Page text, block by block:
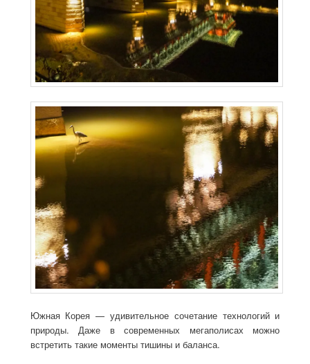
Южная Корея — удивительное сочетание технологий и
природы. Даже в современных мегаполисах можно
встретить такие моменты тишины и баланса.